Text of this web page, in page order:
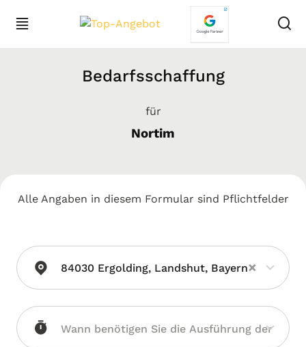
Bedarfsschaffung
für
Nortim
Alle Angaben in diesem Formular sind Pflichtfelder
84030 Ergolding, Landshut, Bayern×